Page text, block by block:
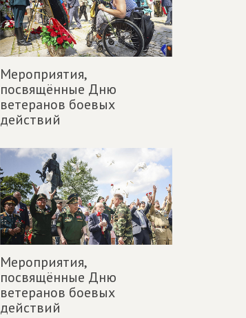
Мероприятия,
посвящённые Дню
ветеранов боевых
действий
Мероприятия,
посвящённые Дню
ветеранов боевых
действий